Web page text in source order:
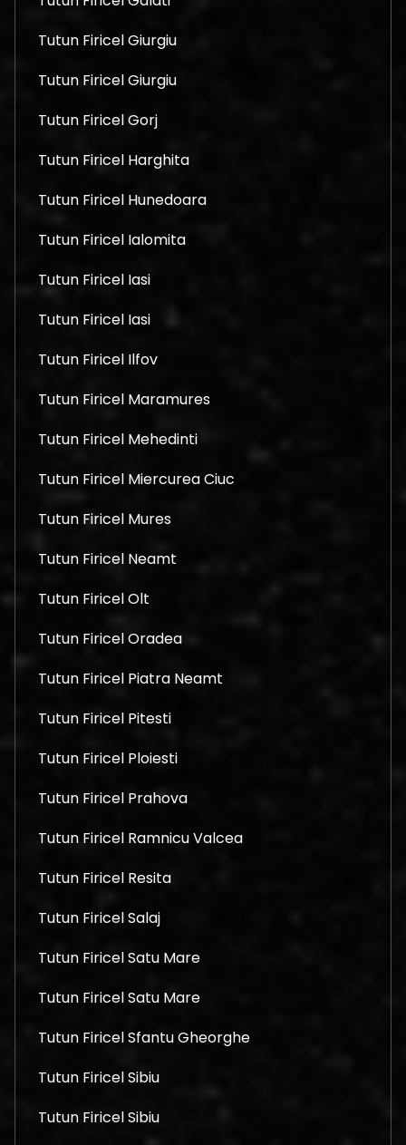
Tutun Firicel Giurgiu
Tutun Firicel Giurgiu
Tutun Firicel Gorj
Tutun Firicel Harghita
Tutun Firicel Hunedoara
Tutun Firicel Ialomita
Tutun Firicel Iasi
Tutun Firicel Iasi
Tutun Firicel Ilfov
Tutun Firicel Maramures
Tutun Firicel Mehedinti
Tutun Firicel Miercurea Ciuc
Tutun Firicel Mures
Tutun Firicel Neamt
Tutun Firicel Olt
Tutun Firicel Oradea
Tutun Firicel Piatra Neamt
Tutun Firicel Pitesti
Tutun Firicel Ploiesti
Tutun Firicel Prahova
Tutun Firicel Ramnicu Valcea
Tutun Firicel Resita
Tutun Firicel Salaj
Tutun Firicel Satu Mare
Tutun Firicel Satu Mare
Tutun Firicel Sfantu Gheorghe
Tutun Firicel Sibiu
Tutun Firicel Sibiu